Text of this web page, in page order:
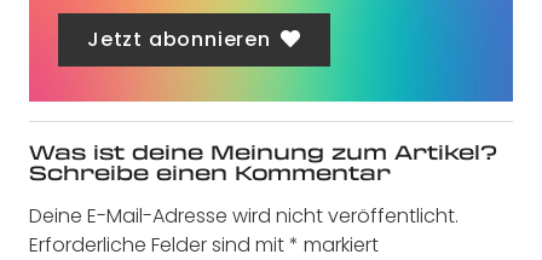
Jetzt abonnieren
Was ist deine Meinung zum Artikel?
Schreibe einen Kommentar
Deine E-Mail-Adresse wird nicht veröffentlicht.
Erforderliche Felder sind mit* markiert